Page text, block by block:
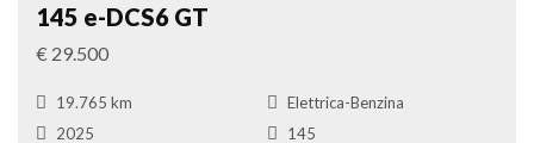
145 e-DCS6 GT
€ 29.500
19.765 km
Elettrica-Benzina
2025
145